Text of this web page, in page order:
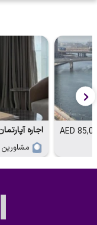
اجاره آپارتمان 2 خوابه، کریک